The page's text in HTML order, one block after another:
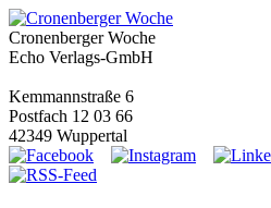
Cronenberger Woche
Echo Verlags-GmbH
Kemmannstraße 6
Postfach 12 03 66
42349 Wuppertal